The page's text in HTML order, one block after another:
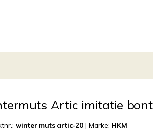
Artic imitatie bont
winter muts artic-20 |Marke: HKM